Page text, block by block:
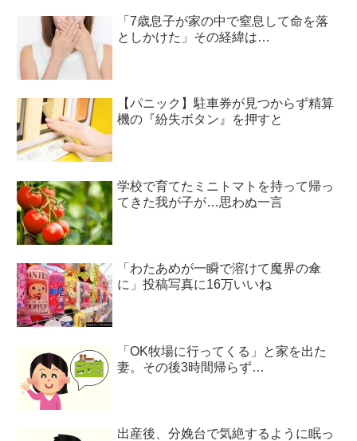
「7歳息子が家の中で窒息して命を落
としかけた」その経緯は…
【パニック】駐車券が見つからず精算
機の『紛失ボタン』を押すと
学校で育てたミニトマトを持って帰っ
てきた我が子が…思わぬ一言
「わたあめが一瞬で溶けて魔界の傘
に」投稿写真に16万いいね
「OK牧場に行ってくる」と家を出た
妻。その後3時間帰らず…
出産後、分娩台で気絶するように眠っ